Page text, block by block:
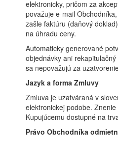
elektronicky, pričom za
považuje e-mail
zašle faktúru (daňový
na úhradu ceny.
Automaticky generované
objednávky ani
sa nepovažujú za
Jazyk a forma Zmluvy
Zmluva je uzatváraná v
elektronickej podobe.
Kupujúcemu dostupné na
Právo Obchodníka